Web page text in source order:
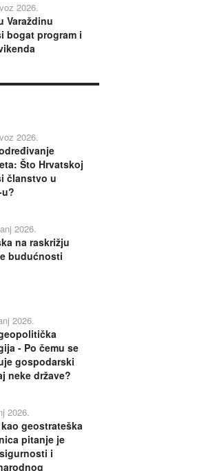
2026.
Varaždinu
bogat program i
2026.
Što Hrvatskoj
članstvo u
u?
2026.
na raskrižju
budućnosti
2026.
- Po čemu se
gospodarski
neke države?
2026.
kao geostrateška
pitanje je
i